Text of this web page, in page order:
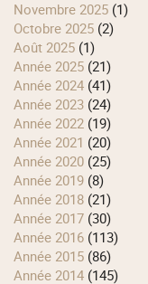
novembre 2025 (1)
octobre 2025 (2)
août 2025 (1)
année 2025 (21)
année 2024 (41)
année 2023 (24)
année 2022 (19)
année 2021 (20)
année 2020 (25)
année 2019 (8)
année 2018 (21)
année 2017 (30)
année 2016 (113)
année 2015 (86)
année 2014 (145)